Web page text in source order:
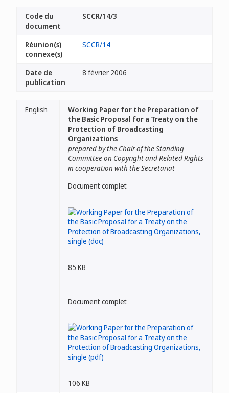
Code du
document
SCCR/14/3
Réunion(s)
connexe(s)
SCCR/14
Date de
publication
8 février 2006
English
Working Paper for the Preparation of
the Basic Proposal for a Treaty on the
Protection of Broadcasting
Organizations
prepared by the Chair of the Standing
Committee on Copyright and Related Rights
in cooperation with the Secretariat
Document complet
85 KB
Document complet
106 KB